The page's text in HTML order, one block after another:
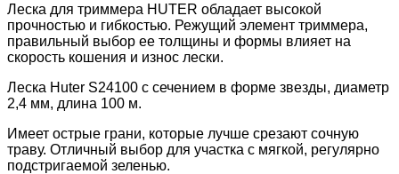
Леска для триммера HUTER обладает высокой
прочностью и гибкостью. Режущий элемент триммера,
правильный выбор ее толщины и формы влияет на
скорость кошения и износ лески.
Леска Huter S24100 с сечением в форме звезды, диаметр
2,4 мм, длина 100 м.
Имеет острые грани, которые лучше срезают сочную
траву. Отличный выбор для участка с мягкой, регулярно
подстригаемой зеленью.